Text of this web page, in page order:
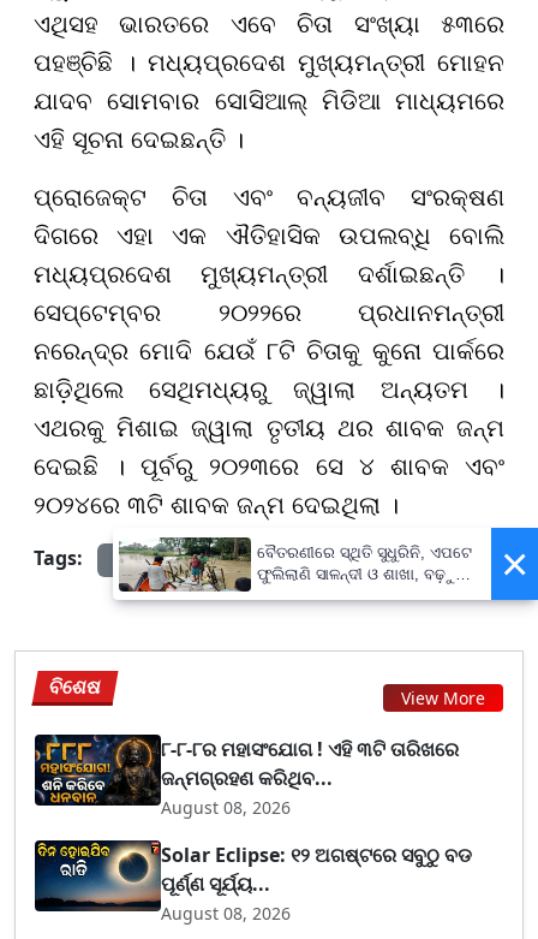
ଏଥିସହ ଭାରତରେ ଏବେ ଚିତା ସଂଖ୍ୟା ୫୩ରେ
ପହଞ୍ଚିଛି । ମଧ୍ୟପ୍ରଦେଶ ମୁଖ୍ୟମନ୍ତ୍ରୀ ମୋହନ
ଯାଦବ ସୋମବାର ସୋସିଆଲ୍ ମିଡିଆ ମାଧ୍ୟମରେ
ଏହି ସୂଚନା ଦେଇଛନ୍ତି ।
ପ୍ରୋଜେକ୍ଟ ଚିତା ଏବଂ ବନ୍ୟଜୀବ ସଂରକ୍ଷଣ
ଦିଗରେ ଏହା ଏକ ଐତିହାସିକ ଉପଲବ୍ଧି ବୋଲି
ମଧ୍ୟପ୍ରଦେଶ ମୁଖ୍ୟମନ୍ତ୍ରୀ ଦର୍ଶାଇଛନ୍ତି ।
ସେପ୍ଟେମ୍ବର ୨୦୨୨ରେ ପ୍ରଧାନମନ୍ତ୍ରୀ
ନରେନ୍ଦ୍ର ମୋଦି ଯେଉଁ ୮ଟି ଚିତାକୁ କୁନୋ ପାର୍କରେ
ଛାଡି଼ଥିଲେ ସେଥିମଧ୍ୟରୁ ଜ୍ୱାଲା ଅନ୍ୟତମ ।
ଏଥରକୁ ମିଶାଇ ଜ୍ୱାଲା ତୃତୀୟ ଥର ଶାବକ ଜନ୍ମ
ଦେଇଛି । ପୂର୍ବରୁ ୨୦୨୩ରେ ସେ ୪ ଶାବକ ଏବଂ
୨୦୨୪ରେ ୩ଟି ଶାବକ ଜନ୍ମ ଦେଇଥିଲା ।
Tags:
prameyanews7
ବିଶେଷ View More
୮-୮-୮ର ମହାସଂଯୋଗ ! ଏହି ୩ଟି ତାରିଖରେ
ଜନ୍ମଗ୍ରହଣ କରିଥିବ...
August 08, 2026
Solar Eclipse: ୧୨ ଅଗଷ୍ଟରେ ସବୁଠୁ ବଡ
ପୂର୍ଣ୍ଣ ସୂର୍ଯ୍ୟ...
August 08, 2026
×
ବୈତରଣୀରେ ସ୍ଥିତି ସୁଧୁରିନି, ଏପଟେ
ଫୁଲିଲାଣି ସାଳନ୍ଦୀ ଓ ଶାଖା, ବଢ଼ୁଛି
ବନ୍ୟା ଭୟ